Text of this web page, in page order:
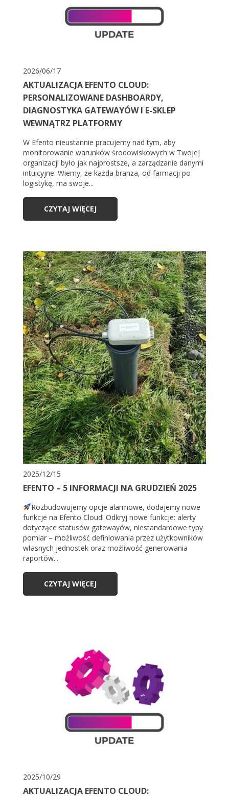
2026/06/17
AKTUALIZACJA EFENTO CLOUD:
PERSONALIZOWANE DASHBOARDY,
DIAGNOSTYKA GATEWAYÓW I E-SKLEP
WEWNĄTRZ PLATFORMY
W Efento nieustannie pracujemy nad tym, aby
monitorowanie warunków środowiskowych w Twojej
organizacji było jak najprostsze, a zarządzanie danymi
intuicyjne. Wiemy, że każda branża, od farmacji po
logistykę, ma swoje...
CZYTAJ WIĘCEJ
2025/12/15
EFENTO – 5 INFORMACJI NA GRUDZIEŃ 2025
Rozbudowujemy opcje alarmowe, dodajemy nowe
funkcje na Efento Cloud! Odkryj nowe funkcje: alerty
dotyczące statusów gatewayów, niestandardowe typy
pomiar – możliwość definiowania przez użytkowników
własnych jednostek oraz możliwość generowania
raportów...
CZYTAJ WIĘCEJ
2025/10/29
AKTUALIZACJA EFENTO CLOUD: